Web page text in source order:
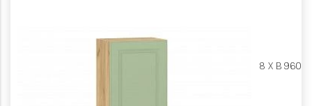
Ш 500 X Г 318 X В 960